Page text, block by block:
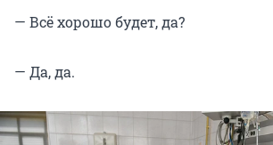
— Всё хорошо будет, да?
— Да, да.